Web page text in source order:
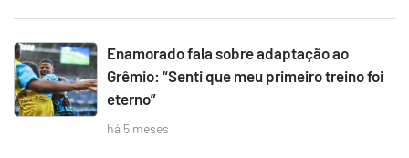
Enamorado fala sobre adaptação ao
Grêmio: “Senti que meu primeiro treino foi
eterno”
há 5 meses